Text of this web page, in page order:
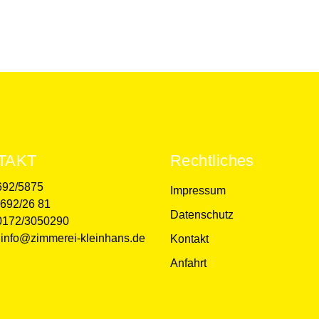
5875
26 81
3050290
kleinhans.de
Rechtliches
Impressum
Datenschutz
Kontakt
Anfahrt